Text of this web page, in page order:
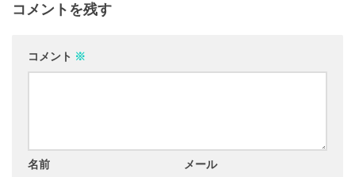
コメントを残す
コメント ※
名前 メール